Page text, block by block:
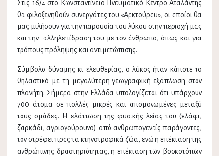
Στις 16/4 στο Κωνσταντίνειο Πνευματικό Κέντρο Αταλάντης
θα φιλοξενηθούν συνεργάτες του «Αρκτούρου», οι οποίοι θα
μας μιλήσουν για την παρουσία του λύκου στην περιοχή μας
και την αλληλεπίδραση του με τον άνθρωπο, όπως και για
τρόπους πρόληψης και αντιμετώπισης.
Σύμβολο δύναμης κι ελευθερίας, ο λύκος ήταν κάποτε το
θηλαστικό με τη μεγαλύτερη γεωγραφική εξάπλωση στον
πλανήτη. Σήμερα στην Ελλάδα υπολογίζεται ότι υπάρχουν
700 άτομα σε πολλές μικρές και απομονωμένες μεταξύ
τους ομάδες. Η ελάττωση της φυσικής λείας του (ελάφι,
ζαρκάδι, αγριογούρουνο) από ανθρωπογενείς παράγοντες,
τον στρέφει προς τα κτηνοτροφικά ζώα, ενώ η επέκταση της
ανθρώπινης δραστηριότητας, η επέκταση των βοσκοτόπων